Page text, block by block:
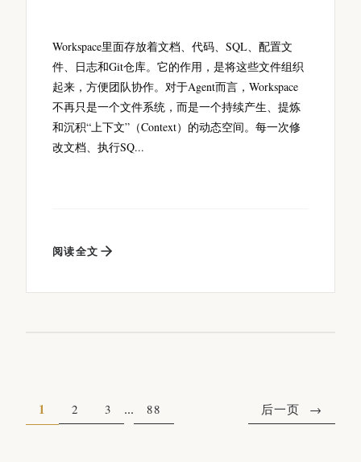
Workspace里面存放着文档、代码、SQL、配置文
件、日志和Git仓库。它的作用，是将这些文件组织
起来，方便团队协作。对于Agent而言，Workspace
不再只是一个文件系统，而是一个持续产生、提炼
和沉积“上下文”（Context）的动态空间。每一次修
改文档、执行SQ...
阅读全文
1 2 3 ... 88 后一页